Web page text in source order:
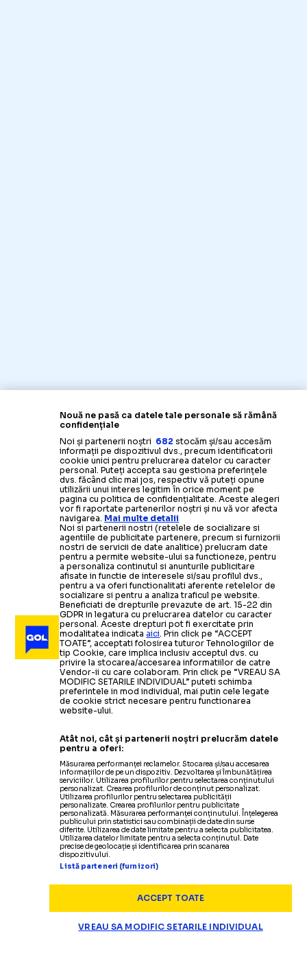
Nouă ne pasă ca datele tale personale să rămână
confidențiale
Noi și partenerii noștri 682 stocăm și/sau accesăm
informații pe dispozitivul dvs., precum identificatorii
cookie unici pentru prelucrarea datelor cu caracter
personal. Puteți accepta sau gestiona preferințele
dvs. făcând clic mai jos, respectiv vă puteți opune
utilizării unui interes legitim în orice moment pe
pagina cu politica de confidențialitate. Aceste alegeri
vor fi raportate partenerilor noștri și nu vă vor afecta
navigarea. Mai multe detalii
Noi si partenerii nostri (retelele de socializare si
agentiile de publicitate partenere, precum si furnizorii
nostri de servicii de date analitice) prelucram date
pentru a permite website-ului sa functioneze, pentru
a personaliza continutul si anunturile publicitare
afisate in functie de interesele si/sau profilul dvs.,
pentru a va oferi functionalitati aferente retelelor de
socializare si pentru a analiza traficul pe website.
Beneficiati de drepturile prevazute de art. 15-22 din
GDPR in legatura cu prelucrarea datelor cu caracter
personal. Aceste drepturi pot fi exercitate prin
modalitatea indicataaici. Prin click pe “ACCEPT
TOATE”, acceptati folosirea tuturor Tehnologiilor de
tip Cookie, care implica inclusiv acceptul dvs. cu
privire la stocarea/accesarea informatiilor de catre
Vendor-ii cu care colaboram. Prin click pe “VREAU SA
MODIFIC SETARILE INDIVIDUAL” puteti schimba
preferintele in mod individual, mai putin cele legate
de cookie strict necesare pentru functionarea
website-ului.
Atât noi, cât și partenerii noștri prelucrăm datele
pentru a oferi:
Măsurarea performanței reclamelor. Stocarea și/sau accesarea
informațiilor de pe un dispozitiv. Dezvoltarea și îmbunătățirea
serviciilor. Utilizarea profilurilor pentru selectarea conținutului
personalizat. Crearea profilurilor de conținut personalizat.
Utilizarea profilurilor pentru selectarea publicității
personalizate. Crearea profilurilor pentru publicitate
personalizată. Măsurarea performanței conținutului. Înțelegerea
publicului prin statistici sau combinații de date din surse
diferite. Utilizarea de date limitate pentru a selecta publicitatea.
Utilizarea datelor limitate pentru a selecta conținutul. Date
precise de geolocație și identificarea prin scanarea
dispozitivului.
Listă parteneri (furnizori)
ACCEPT TOATE
VREAU SA MODIFIC SETARILE INDIVIDUAL